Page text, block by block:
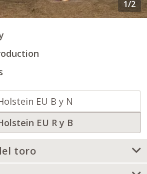
EU B y N
EU R y B
toro